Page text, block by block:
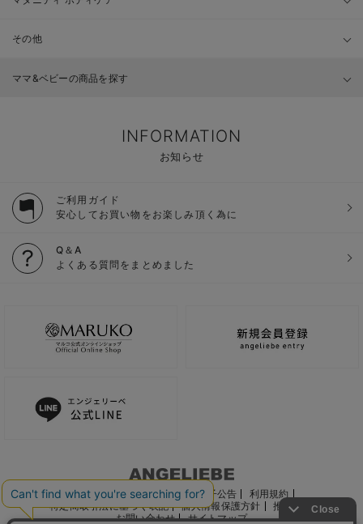
その他
ママ&ベビーの商品を探す
INFORMATION
お知らせ
ご利用ガイド
安心してお買い物をお楽しみ頂く為に
Q＆A
よくある質問をまとめました
ご利用ガイド 会社概要 電子公告
利用規約
特定商取引法に基づく表記
個人情報保護方針
推奨環境
お問い合わせ
サイトマップ